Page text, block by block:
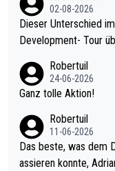
02-08-2026
Dieser Unterschied im
Development- Tour
mal 40+ erst recht. Da gewinnst keinen Blumentopf - ist ja noc
h krasser wie ein Pokalspiel eines Kreisligisten vs einem Bund
Robertuil
24-06-2026
Ganz tolle Aktion!
Robertuil
11-06-2026
Das beste, was dem
assieren konnte,